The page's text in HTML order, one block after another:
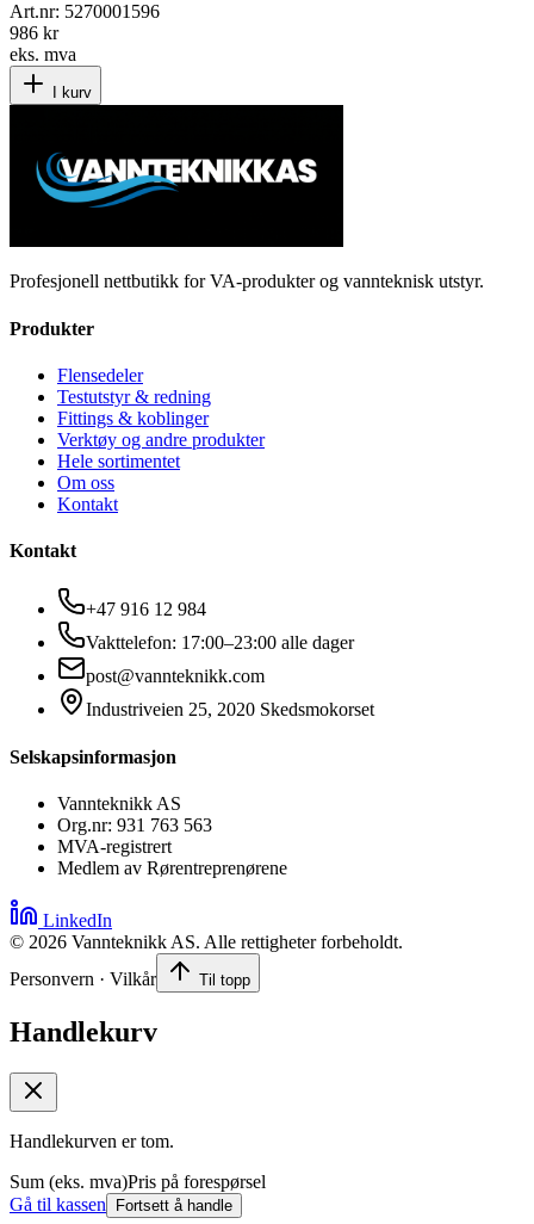
Art.nr: 5270001596
986 kr
eks. mva
I kurv
Profesjonell nettbutikk for VA-produkter og vannteknisk utstyr.
Produkter
Flensedeler
Testutstyr & redning
Fittings & koblinger
Verktøy og andre produkter
Hele sortimentet
Om oss
Kontakt
Kontakt
+47 916 12 984
Vakttelefon: 17:00–23:00 alle dager
post@vannteknikk.com
Industriveien 25, 2020 Skedsmokorset
Selskapsinformasjon
Vannteknikk AS
Org.nr: 931 763 563
MVA-registrert
Medlem av Rørentreprenørene
LinkedIn
© 2026 Vannteknikk AS. Alle rettigheter forbeholdt.
Personvern · Vilkår
Til topp
Handlekurv
Handlekurven er tom.
Sum (eks. mva)Pris på forespørsel
Gå til kassen
Fortsett å handle